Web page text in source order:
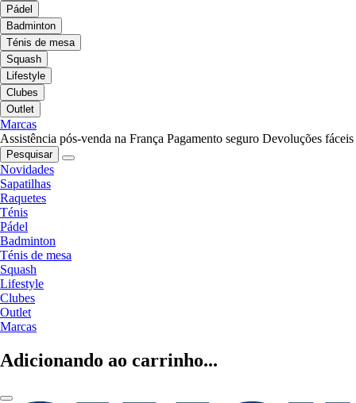
Pádel
Badminton
Ténis de mesa
Squash
Lifestyle
Clubes
Outlet
Marcas
Assistência pós-venda na França Pagamento seguro Devoluções fáceis
Pesquisar
Novidades
Sapatilhas
Raquetes
Ténis
Pádel
Badminton
Ténis de mesa
Squash
Lifestyle
Clubes
Outlet
Marcas
Adicionando ao carrinho...